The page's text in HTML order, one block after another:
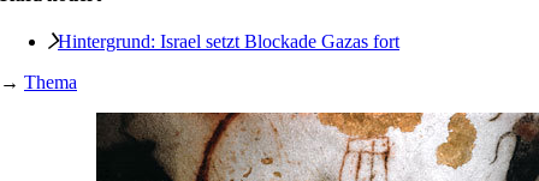
Hintergrund: Israel setzt Blockade Gazas fort
→ Thema